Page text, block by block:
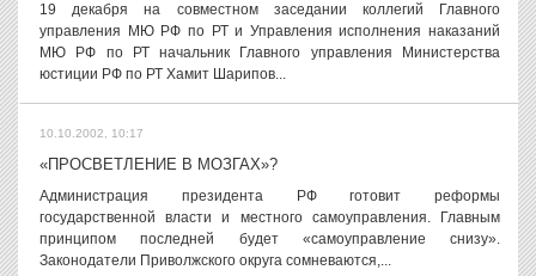
19 декабря на совместном заседании коллегий Главного
управления МЮ РФ по РТ и Управления исполнения наказаний
МЮ РФ по РТ начальник Главного управления Министерства
юстиции РФ по РТ Хамит Шарипов...
10.10.2002, 10:17
«ПРОСВЕТЛЕНИЕ В МОЗГАХ»?
Администрация президента РФ готовит реформы
государственной власти и местного самоуправления. Главным
принципом последней будет «самоуправление снизу».
Законодатели Приволжского округа сомневаются,...